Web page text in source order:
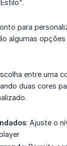
para
algumas
entre uma
duas cores
: Ajuste o